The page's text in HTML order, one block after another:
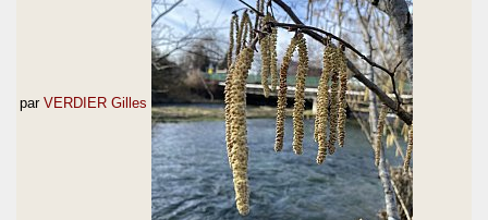
par VERDIER Gilles